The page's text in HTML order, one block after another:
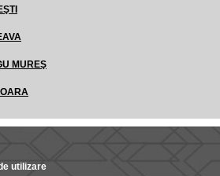
MUREŞ
utilizare